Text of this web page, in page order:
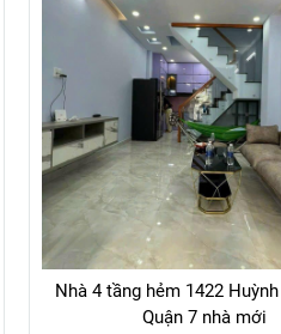
Nhà 4 tầng hẻm 1422
Quận 7 nhà mới